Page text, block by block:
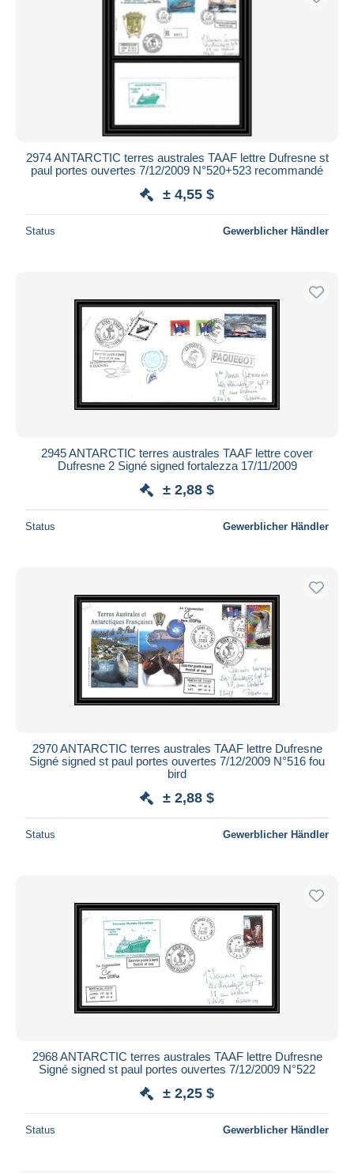
2974 ANTARCTIC terres australes TAAF lettre Dufresne st
paul portes ouvertes 7/12/2009 N°520+523 recommandé
± 4,55 $
Status Gewerblicher Händler
2945 ANTARCTIC terres australes TAAF lettre cover
Dufresne 2 Signé signed fortalezza 17/11/2009
± 2,88 $
Status Gewerblicher Händler
2970 ANTARCTIC terres australes TAAF lettre Dufresne
Signé signed st paul portes ouvertes 7/12/2009 N°516 fou
bird
± 2,88 $
Status Gewerblicher Händler
2968 ANTARCTIC terres australes TAAF lettre Dufresne
Signé signed st paul portes ouvertes 7/12/2009 N°522
± 2,25 $
Status Gewerblicher Händler